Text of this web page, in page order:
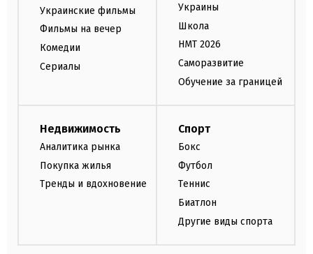
Украинские фильмы
Фильмы на вечер
Комедии
Сериалы
Украины
Школа
НМТ 2026
Саморазвитие
Обучение за границей
Недвижимость
Аналитика рынка
Покупка жилья
Тренды и вдохновение
Спорт
Бокс
Футбол
Теннис
Биатлон
Другие виды спорта